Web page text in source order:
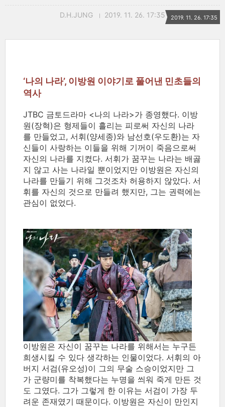
D.H.JUNG 2019. 11. 26. 17:35 2019. 11. 26. 17:35
‘나의 나라’, 이방원 이야기로 풀어낸 민초들의
역사
JTBC 금토드라마 <나의 나라>가 종영했다. 이방
원(장혁)은 형제들이 흘리는 피로써 자신의 나라
를 만들었고, 서휘(양세종)와 남선호(우도환)는 자
신들이 사랑하는 이들을 위해 기꺼이 죽음으로써
자신의 나라를 지켰다. 서휘가 꿈꾸는 나라는 배곯
지 않고 사는 나라일 뿐이었지만 이방원은 자신의
나라를 만들기 위해 그것조차 허용하지 않았다. 서
휘를 자신의 것으로 만들려 했지만, 그는 권력에는
관심이 없었다.
이방원은 자신이 꿈꾸는 나라를 위해서는 누구든
희생시킬 수 있다 생각하는 인물이었다. 서휘의 아
버지 서검(유오성)이 그의 무술 스승이었지만 그
가 군량미를 착복했다는 누명을 씌워 죽게 만든 것
도 그였다. 그가 그렇게 한 이유는 서검이 가장 두
려운 존재였기 때문이다. 이방원은 자신이 만인지